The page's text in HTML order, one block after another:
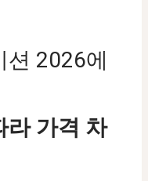
션 2026에
라 가격 차